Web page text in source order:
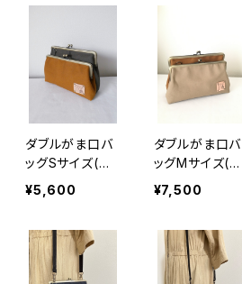
ダブルがま口バ
ッグSサイズ(キ
ャメル×カーキ
ー) 持ち手別売
¥5,600
ダブルがま口バ
ッグMサイズ(ベ
ージュ×キャメ
ル) 持ち手別売
¥7,500